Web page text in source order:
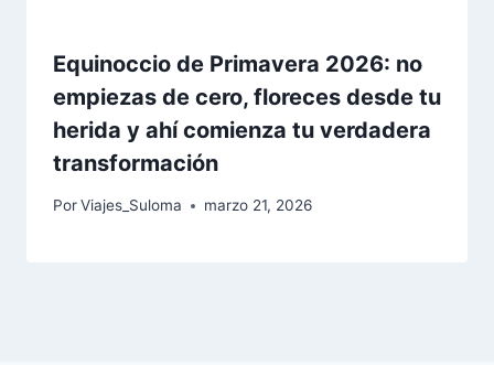
Equinoccio de Primavera 2026: no
empiezas de cero, floreces desde tu
herida y ahí comienza tu verdadera
transformación
PorViajes_Suloma marzo 21, 2026